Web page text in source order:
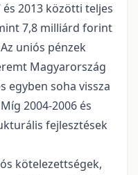
és 2013 közötti teljes
7,8 milliárd forint
uniós pénzek
Magyarország
egyben soha vissza
2004-2006 és
fejlesztések
kötelezettségek,